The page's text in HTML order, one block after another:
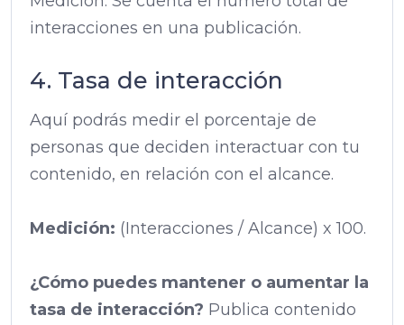
interacciones en una publicación.
4. Tasa de interacción
Aquí podrás medir el porcentaje de
personas que deciden interactuar con tu
contenido, en relación con el alcance.
Medición: (Interacciones / Alcance) x 100.
¿Cómo puedes mantener o aumentar la
tasa de interacción? Publica contenido